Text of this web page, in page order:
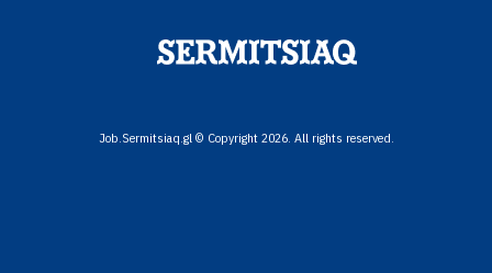
Job.Sermitsiaq.gl © Copyright 2026. All rights reserved.